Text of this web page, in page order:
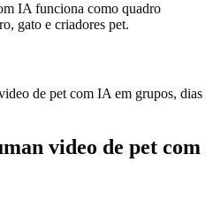
IA funciona como quadro
gato e criadores pet.
de pet com IA em grupos, dias
video de pet com